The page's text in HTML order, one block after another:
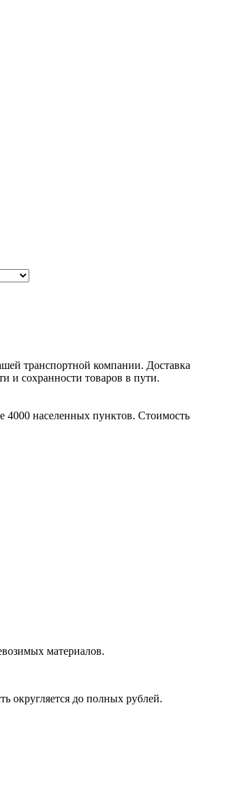
транспортной компании. Доставка
и сохранности товаров в пути.
4000 населенных пунктов. Стоимость
материалов.
округляется до полных рублей.